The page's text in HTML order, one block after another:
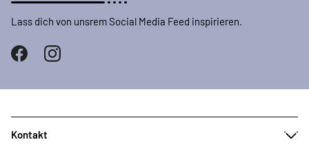
Lass dich von unsrem Social Media Feed inspirieren.
Kontakt